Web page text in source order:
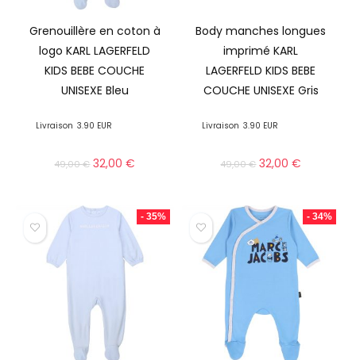
Grenouillère en coton à
logo KARL LAGERFELD
KIDS BEBE COUCHE
UNISEXE Bleu
Livraison 3.90 EUR
49,00€ 32,00€
Body manches longues
imprimé KARL
LAGERFELD KIDS BEBE
COUCHE UNISEXE Gris
Livraison 3.90 EUR
49,00€ 32,00€
- 35% - 34%